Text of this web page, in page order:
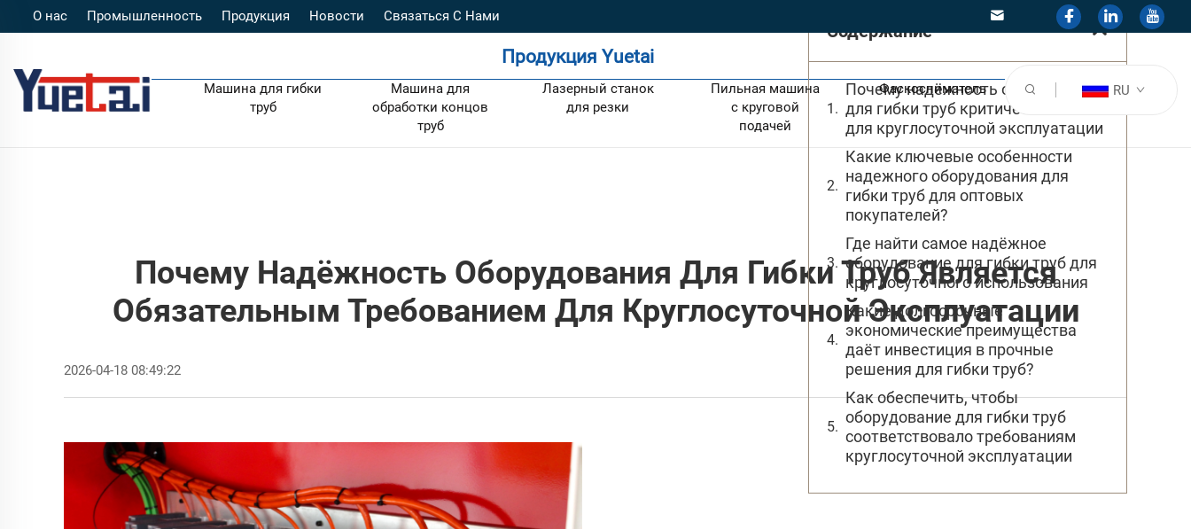
О нас Промышленность Продукция Новости Связаться С Нами
Продукция Yuetai
Машина для гибки
труб
Машина для
обработки концов
труб
Лазерный станок
для резки
Пильная машина
с круговой
подачей
Фаскосниматель RU
Почему Надёжность Оборудования Для Гибки Труб Является
Обязательным Требованием Для Круглосуточной Эксплуатации
2026-04-18 08:49:22
Содержание
Почему надёжность оборудования
для гибки труб критически важна
для круглосуточной эксплуатации
Какие ключевые особенности
надежного оборудования для
гибки труб для оптовых
покупателей?
Где найти самое надёжное
оборудование для гибки труб для
круглосуточного использования
Какие долгосрочные
экономические преимущества
даёт инвестиция в прочные
решения для гибки труб?
Как обеспечить, чтобы
оборудование для гибки труб
соответствовало требованиям
круглосуточной эксплуатации